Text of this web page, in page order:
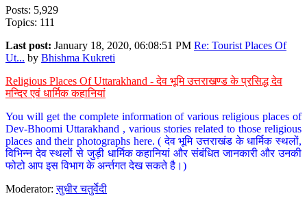
Posts: 5,929
Topics: 111
Last post: January 18, 2020, 06:08:51 PM Re: Tourist Places Of
Ut... by Bhishma Kukreti
Religious Places Of Uttarakhand - देव भूमि उत्तराखण्ड के प्रसिद्ध देव
मन्दिर एवं धार्मिक कहानियां
You will get the complete information of various religious places of
Dev-Bhoomi Uttarakhand , various stories related to those religious
places and their photographs here. ( देव भूमि उत्तराखंड के धार्मिक स्थलों,
विभिन्न देव स्थलों से जुड़ी धार्मिक कहानियां और संबंधित जानकारी और उनकी
फोटो आप इस विभाग के अर्न्तगत देख सकते है।)
Moderator:सुधीर चतुर्वेदी